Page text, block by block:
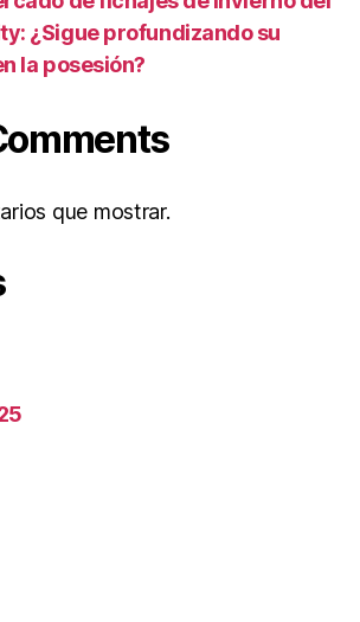
¿Sigue profundizando su
la posesión?
que mostrar.